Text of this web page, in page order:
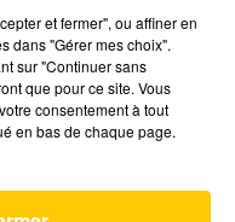
et fermer", ou affiner en
dans "Gérer mes choix".
sur "Continuer sans
que pour ce site. Vous
consentement à tout
en bas de chaque page.